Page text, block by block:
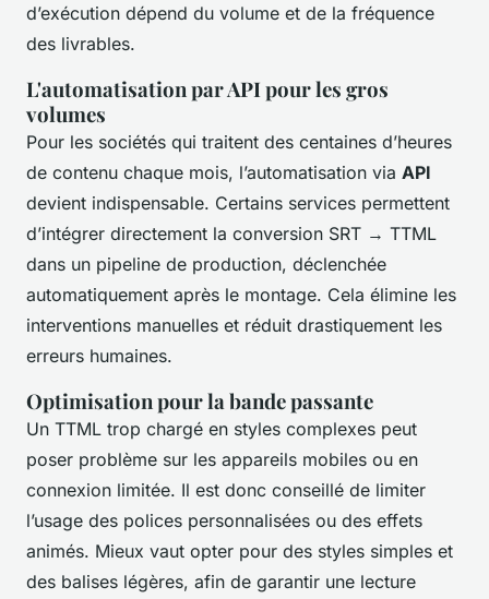
d’exécution dépend du volume et de la fréquence
des livrables.
L'automatisation par API pour les gros
volumes
Pour les sociétés qui traitent des centaines d’heures
de contenu chaque mois, l’automatisation via API
devient indispensable. Certains services permettent
d’intégrer directement la conversion SRT → TTML
dans un pipeline de production, déclenchée
automatiquement après le montage. Cela élimine les
interventions manuelles et réduit drastiquement les
erreurs humaines.
Optimisation pour la bande passante
Un TTML trop chargé en styles complexes peut
poser problème sur les appareils mobiles ou en
connexion limitée. Il est donc conseillé de limiter
l’usage des polices personnalisées ou des effets
animés. Mieux vaut opter pour des styles simples et
des balises légères, afin de garantir une lecture